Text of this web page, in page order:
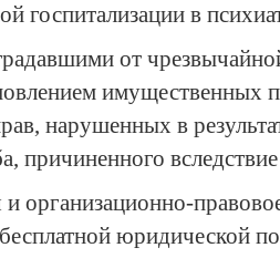
госпитализации в
от
имущественных
нарушенных в
причиненного
организационно-
юридической